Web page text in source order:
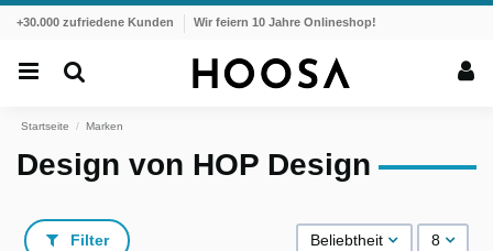
+30.000 zufriedene Kunden Wir feiern 10 Jahre Onlineshop!
Startseite Marken
Design von HOP Design
Filter Beliebtheit 8